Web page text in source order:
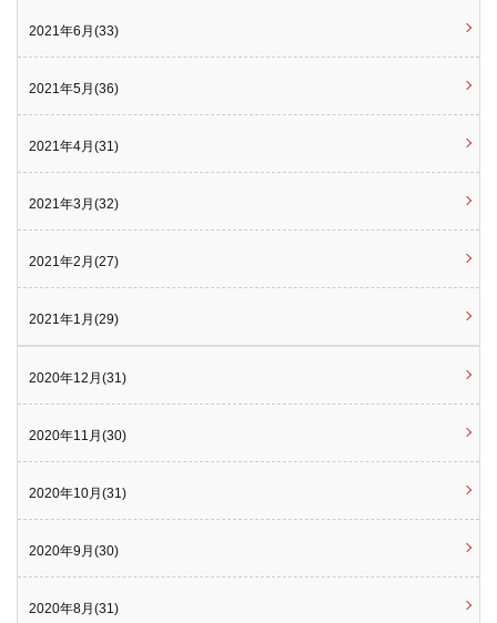
2021年6月(33)
2021年5月(36)
2021年4月(31)
2021年3月(32)
2021年2月(27)
2021年1月(29)
2020年12月(31)
2020年11月(30)
2020年10月(31)
2020年9月(30)
2020年8月(31)